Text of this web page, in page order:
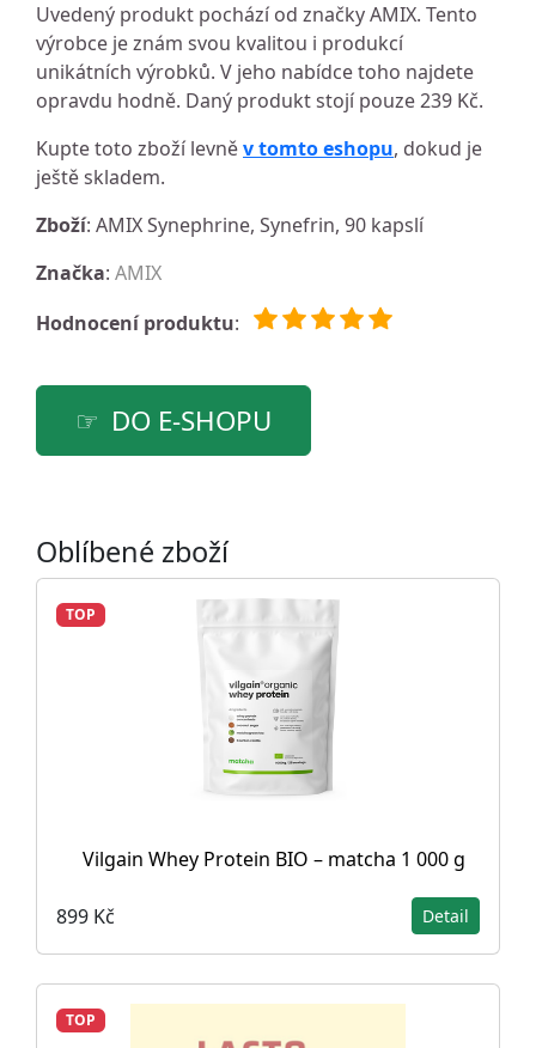
Uvedený produkt pochází od značky AMIX. Tento
výrobce je znám svou kvalitou i produkcí
unikátních výrobků. V jeho nabídce toho najdete
opravdu hodně. Daný produkt stojí pouze 239 Kč.
Kupte toto zboží levněv tomto eshopu, dokud je
ještě skladem.
Zboží: AMIX Synephrine, Synefrin, 90 kapslí
Značka: AMIX
Hodnocení produktu:
DO E-SHOPU
Oblíbené zboží
TOP
Vilgain Whey Protein BIO – matcha 1 000 g
899 Kč Detail
TOP